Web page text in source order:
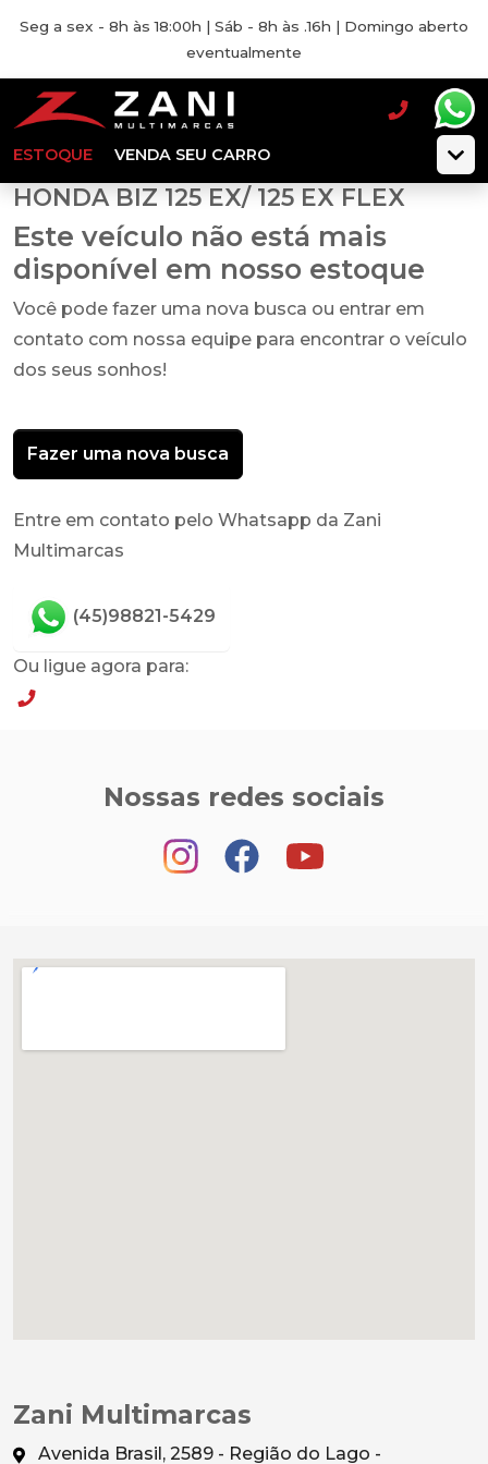
Seg a sex - 8h às 18:00h | Sáb - 8h às .16h | Domingo aberto
eventualmente
ESTOQUE VENDA SEU CARRO
HONDA BIZ 125 EX/ 125 EX FLEX
Este veículo não está mais
disponível em nosso estoque
Você pode fazer uma nova busca ou entrar em
contato com nossa equipe para encontrar o veículo
dos seus sonhos!
Fazer uma nova busca
Entre em contato pelo Whatsapp da Zani
Multimarcas
(45)98821-5429
Ou ligue agora para:
Nossas redes sociais
Zani Multimarcas
Avenida Brasil, 2589 - Região do Lago -